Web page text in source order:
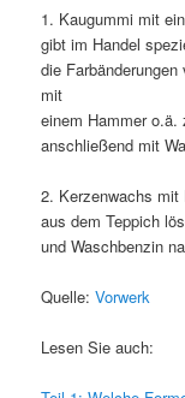
1. Kaugummi mit
gibt im Handel
die Farbänderungen
mit
einem Hammer
anschließend mit
2. Kerzenwachs mit
aus dem Teppich
und Waschbenzin
Quelle:Vorwerk
Lesen Sie auch: